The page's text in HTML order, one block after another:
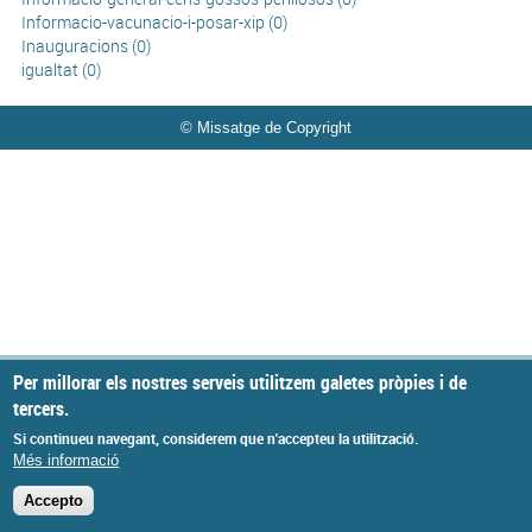
Informacio-vacunacio-i-posar-xip (0)
Inauguracions (0)
igualtat (0)
© Missatge de Copyright
Per millorar els nostres serveis utilitzem galetes pròpies i de
tercers.
Si continueu navegant, considerem que n'accepteu la utilització.
Més informació
Accepto